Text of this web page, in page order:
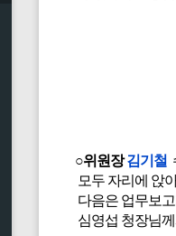
○위원장김기철
모두 자리에 앉
다음은 업무보
심영섭 청장님